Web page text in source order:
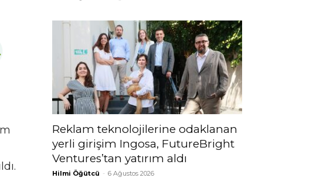
Reklam teknolojilerine odaklanan
yerli girişim Ingosa, FutureBright
Ventures’tan yatırım aldı
Hilmi Öğütcü - 6 Ağustos 2026